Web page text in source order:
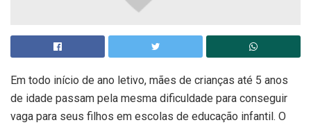
Em todo início de ano letivo, mães de crianças até 5 anos
de idade passam pela mesma dificuldade para conseguir
vaga para seus filhos em escolas de educação infantil. O